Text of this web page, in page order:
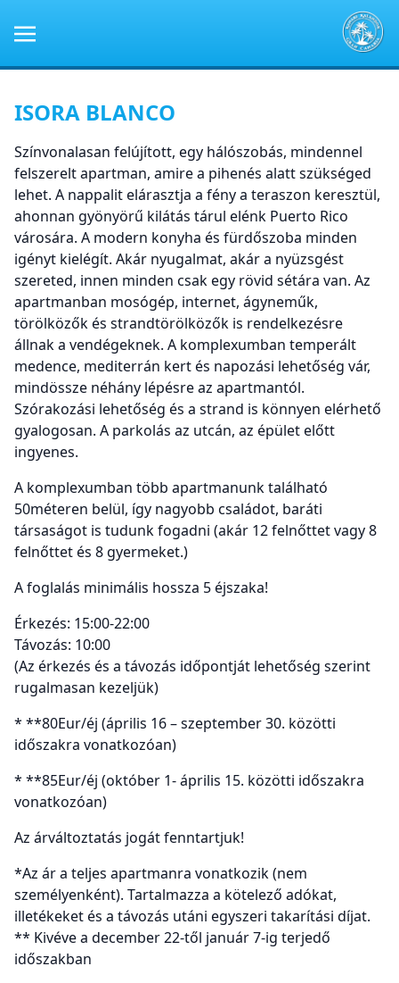
ISORA BLANCO
Színvonalasan felújított, egy hálószobás, mindennel
felszerelt apartman, amire a pihenés alatt szükséged
lehet. A nappalit elárasztja a fény a teraszon keresztül,
ahonnan gyönyörű kilátás tárul elénk Puerto Rico
városára. A modern konyha és fürdőszoba minden
igényt kielégít. Akár nyugalmat, akár a nyüzsgést
szereted, innen minden csak egy rövid sétára van. Az
apartmanban mosógép, internet, ágyneműk,
törölközők és strandtörölközők is rendelkezésre
állnak a vendégeknek. A komplexumban temperált
medence, mediterrán kert és napozási lehetőség vár,
mindössze néhány lépésre az apartmantól.
Szórakozási lehetőség és a strand is könnyen elérhető
gyalogosan. A parkolás az utcán, az épület előtt
ingyenes.
A komplexumban több apartmanunk található
50méteren belül, így nagyobb családot, baráti
társaságot is tudunk fogadni (akár 12 felnőttet vagy 8
felnőttet és 8 gyermeket.)
A foglalás minimális hossza 5 éjszaka!
Érkezés: 15:00-22:00
Távozás: 10:00
(Az érkezés és a távozás időpontját lehetőség szerint
rugalmasan kezeljük)
* **80Eur/éj (április 16 – szeptember 30. közötti
időszakra vonatkozóan)
* **85Eur/éj (október 1- április 15. közötti időszakra
vonatkozóan)
Az árváltoztatás jogát fenntartjuk!
*Az ár a teljes apartmanra vonatkozik (nem
személyenként). Tartalmazza a kötelező adókat,
illetékeket és a távozás utáni egyszeri takarítási díjat.
** Kivéve a december 22-től január 7-ig terjedő
időszakban